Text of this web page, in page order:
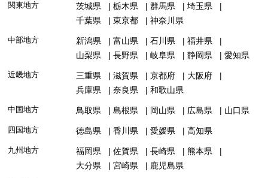
関東地方 茨城県 栃木県 群馬県
埼玉県
千葉県
東京都 神奈川県
中部地方 新潟県 富山県 石川県
福井県
山梨県
長野県 岐阜県 静岡県 愛知県
近畿地方 三重県 滋賀県 京都府
大阪府
兵庫県
奈良県 和歌山県
中国地方 鳥取県 島根県 岡山県 広島県 山口県
四国地方 徳島県 香川県 愛媛県 高知県
九州地方 福岡県 佐賀県 長崎県
熊本県
大分県
宮崎県 鹿児島県